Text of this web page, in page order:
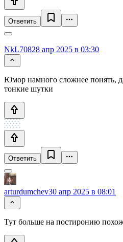
Ответить
NkL70828 апр 2025 в 03:30
Юмор намного сложнее понять,
тонкие шутки
Ответить
arturdumchev30 апр 2025 в 08:01
Тут больше на постиронию